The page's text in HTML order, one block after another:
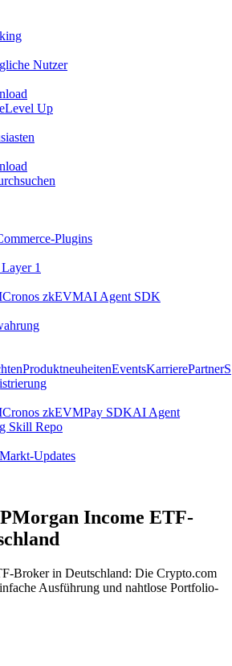
Nutzer
Level Up
Plugins
1
Cronos zkEVMAI Agent SDK
ProduktneuheitenEventsKarrierePartnerS
Cronos zkEVMPay SDKAI Agent
Skill Repo
Markt-Updates
Income ETF-
Broker in Deutschland: Die Crypto.com
Ausführung und nahtlose Portfolio-